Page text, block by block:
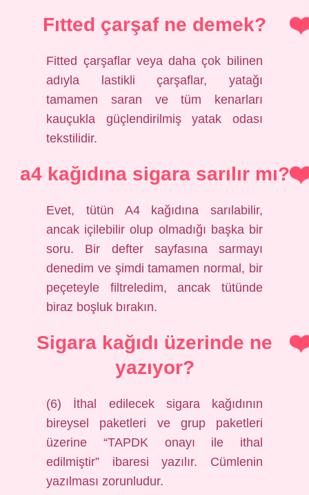
Fıtted çarşaf ne demek?
Fitted çarşaflar veya daha çok bilinen
adıyla lastikli çarşaflar, yatağı
tamamen saran ve tüm kenarları
kauçukla güçlendirilmiş yatak odası
tekstilidir.
a4 kağıdına sigara sarılır mı?
Evet, tütün A4 kağıdına sarılabilir,
ancak içilebilir olup olmadığı başka bir
soru. Bir defter sayfasına sarmayı
denedim ve şimdi tamamen normal, bir
peçeteyle filtreledim, ancak tütünde
biraz boşluk bırakın.
Sigara kağıdı üzerinde ne
yazıyor?
(6) İthal edilecek sigara kağıdının
bireysel paketleri ve grup paketleri
üzerine “TAPDK onayı ile ithal
edilmiştir” ibaresi yazılır. Cümlenin
yazılması zorunludur.